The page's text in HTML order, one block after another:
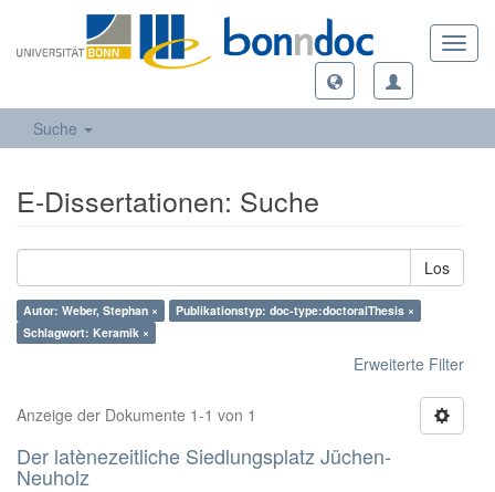
Suche
E-Dissertationen: Suche
Los
Autor: Weber, Stephan ×
Publikationstyp: doc-type:doctoralThesis ×
Schlagwort: Keramik ×
Erweiterte Filter
Anzeige der Dokumente 1-1 von 1
Der latènezeitliche Siedlungsplatz Jüchen-
Neuholz